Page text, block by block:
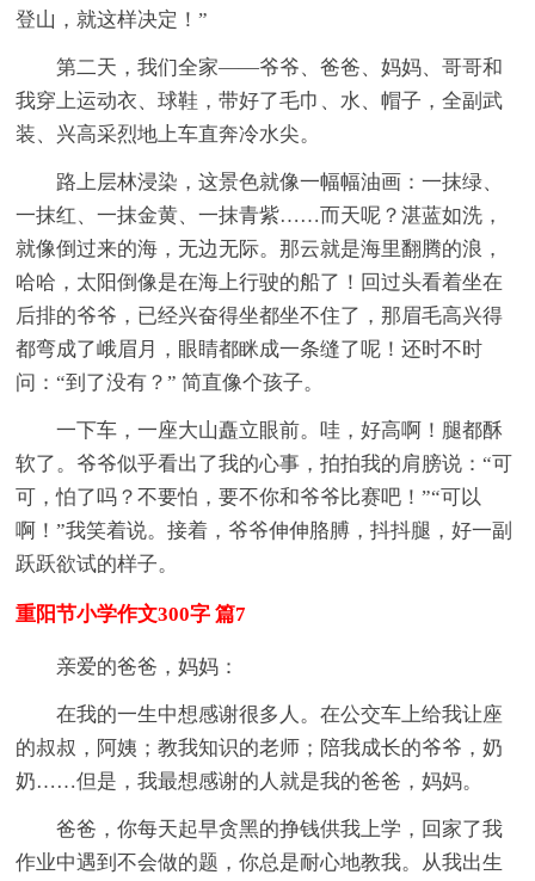
登山，就这样决定！”
第二天，我们全家——爷爷、爸爸、妈妈、哥哥和
我穿上运动衣、球鞋，带好了毛巾、水、帽子，全副武
装、兴高采烈地上车直奔冷水尖。
路上层林浸染，这景色就像一幅幅油画：一抹绿、
一抹红、一抹金黄、一抹青紫……而天呢？湛蓝如洗，
就像倒过来的海，无边无际。那云就是海里翻腾的浪，
哈哈，太阳倒像是在海上行驶的船了！回过头看着坐在
后排的爷爷，已经兴奋得坐都坐不住了，那眉毛高兴得
都弯成了峨眉月，眼睛都眯成一条缝了呢！还时不时
问：“到了没有？” 简直像个孩子。
一下车，一座大山矗立眼前。哇，好高啊！腿都酥
软了。爷爷似乎看出了我的心事，拍拍我的肩膀说：“可
可，怕了吗？不要怕，要不你和爷爷比赛吧！”“可以
啊！”我笑着说。接着，爷爷伸伸胳膊，抖抖腿，好一副
跃跃欲试的样子。
重阳节小学作文300字 篇7
亲爱的爸爸，妈妈：
在我的一生中想感谢很多人。在公交车上给我让座
的叔叔，阿姨；教我知识的老师；陪我成长的爷爷，奶
奶……但是，我最想感谢的人就是我的爸爸，妈妈。
爸爸，你每天起早贪黑的挣钱供我上学，回家了我
作业中遇到不会做的题，你总是耐心地教我。从我出生